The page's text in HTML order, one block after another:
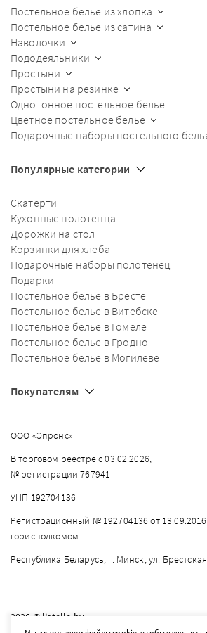
Постельное белье из хлопка
Постельное белье из сатина
Наволочки
Пододеяльники
Простыни
Простыни на резинке
Однотонное постельное белье
Цветное постельное белье
Подарочные наборы постельного
Популярные категории
Скатерти
Кухонные полотенца
Дорожки на стол
Корзинки для хлеба
Подарочные наборы полотенец
Подарки
Постельное белье в Бресте
Постельное белье в Витебске
Постельное белье в Гомеле
Постельное белье в Гродно
Постельное белье в Могилеве
Покупателям
ООО «Эпронс»
В торговом реестре с 03.02.2026,
№ регистрации 767941
УНП 192704136
Регистрационный № 192704136 от
горисполкомом
Республика Беларусь, г. Минск, ул.
2026 © listelle.by